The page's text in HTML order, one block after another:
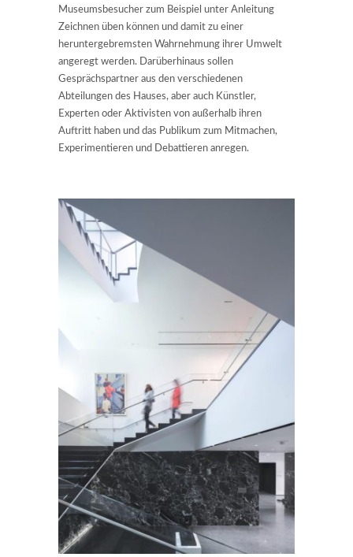
Museumsbesucher zum Beispiel unter Anleitung
Zeichnen üben können und damit zu einer
heruntergebremsten Wahrnehmung ihrer Umwelt
angeregt werden. Darüberhinaus sollen
Gesprächspartner aus den verschiedenen
Abteilungen des Hauses, aber auch Künstler,
Experten oder Aktivisten von außerhalb ihren
Auftritt haben und das Publikum zum Mitmachen,
Experimentieren und Debattieren anregen.